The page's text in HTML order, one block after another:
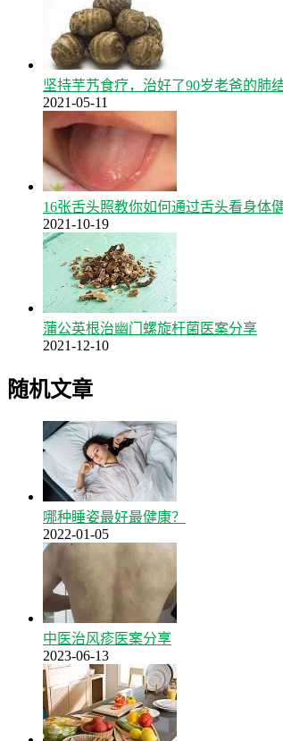
坚持芋艿食疗，治好了90岁老爸的肺
2021-05-11
16张舌头照教你如何通过舌头看身体
2021-10-19
蒲公英根治幽门螺旋杆菌医案分享
2021-12-10
随机文章
哪种睡姿最好最健康？
2022-01-05
中医治风疹医案分享
2023-06-13